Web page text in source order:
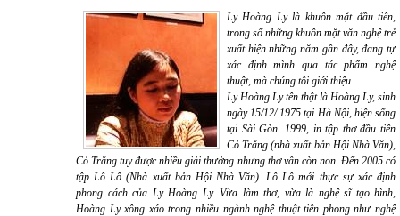
Ly Hoàng Ly là khuôn mặt đầu tiên,
trong số những khuôn mặt văn nghệ trẻ
xuất hiện những năm gần đây, đang tự
xác định mình qua tác phẩm nghệ
thuật, mà chúng tôi giới thiệu.
Ly Hoàng Ly tên thật là Hoàng Ly, sinh
ngày 15/12/ 1975 tại Hà Nội, hiện sống
tại Sài Gòn. 1999, in tập thơ đầu tiên
Cỏ Trắng (nhà xuất bản Hội Nhà Văn),
Cỏ Trắng tuy được nhiều giải thưởng nhưng thơ vẫn còn non. Đến 2005 có
tập Lô Lô (Nhà xuất bản Hội Nhà Văn). Lô Lô mới thực sự xác định
phong cách của Ly Hoàng Ly. Vừa làm thơ, vừa là nghệ sĩ tạo hình,
Hoàng Ly xông xáo trong nhiều ngành nghệ thuật tiên phong như nghệ